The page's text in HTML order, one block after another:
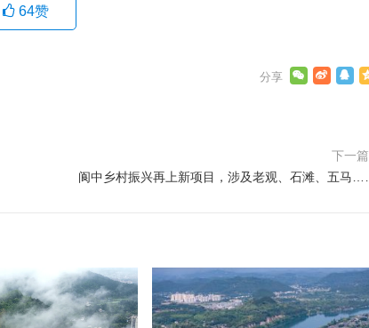
64赞
下一
阆中乡村振兴再上新项目，涉及老观、石滩、五马